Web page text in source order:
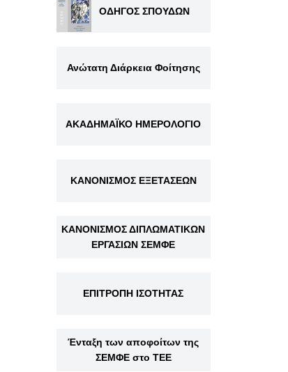
ΟΔΗΓΟΣ ΣΠΟΥΔΩΝ
Ανώτατη Διάρκεια Φοίτησης
ΑΚΑΔΗΜΑΪΚΟ ΗΜΕΡΟΛΟΓΙΟ
ΚΑΝΟΝΙΣΜΟΣ ΕΞΕΤΑΣΕΩΝ
ΚΑΝΟΝΙΣΜΟΣ ΔΙΠΛΩΜΑΤΙΚΩΝ
ΕΡΓΑΣΙΩΝ ΣΕΜΦΕ
ΕΠΙΤΡΟΠΗ ΙΣΟΤΗΤΑΣ
Ένταξη των αποφοίτων της
ΣΕΜΦΕ στο ΤΕΕ